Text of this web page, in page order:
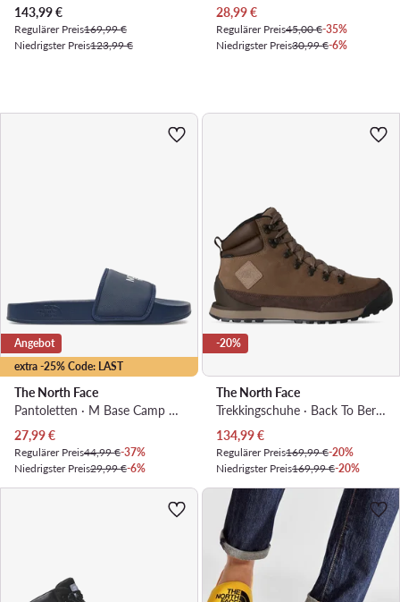
Aktueller Preis
143,99€
Regulärer Preis169,99 €
Niedrigster Preis123,99 €
Aktueller Preis
28,99€
Regulärer Preis45,00 €-35%
Niedrigster Preis30,99 €-6%
extra -25% Code: LAST
Angebot
The North Face
Pantoletten · M Base Camp Slide Iii NF0A4T2RI851 · Dunkelblau
Aktueller Preis
27,99€
Regulärer Preis44,99 €-37%
Niedrigster Preis29,99 €-6%
-20%
The North Face
Trekkingschuhe · Back To Berkeley IV NF0A817QDQI1 · Braun
Aktueller Preis
134,99€
Regulärer Preis169,99 €-20%
Niedrigster Preis169,99 €-20%